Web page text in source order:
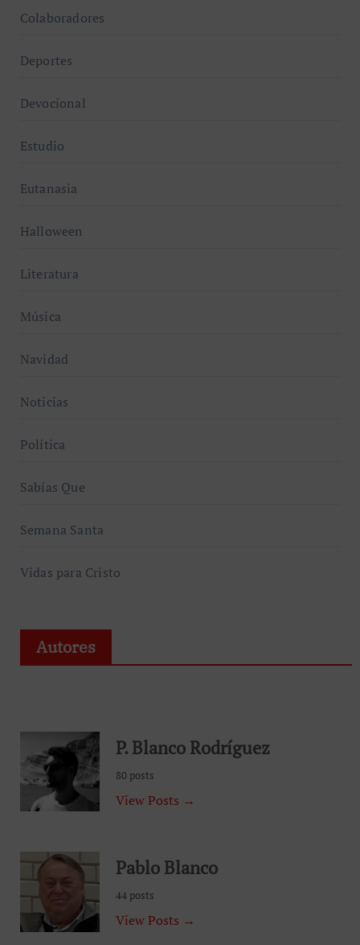
Colaboradores
Deportes
Devocional
Estudio
Eutanasia
Halloween
Literatura
Música
Navidad
Noticias
Política
Sabías Que
Semana Santa
Vidas para Cristo
Autores
P. Blanco Rodríguez
80 posts
View Posts →
Pablo Blanco
44 posts
View Posts →